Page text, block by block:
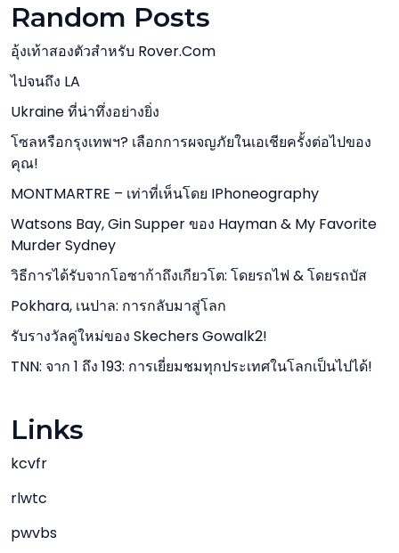
Random Posts
อุ้งเท้าสองตัวสำหรับ Rover.com
ไปจนถึง LA
Ukraine ที่น่าทึ่งอย่างยิ่ง
โซลหรือกรุงเทพฯ? เลือกการผจญภัยในเอเชียครั้งต่อไปของ
คุณ!
MONTMARTRE – เท่าที่เห็นโดย IPhoneography
Watsons Bay, Gin Supper ของ Hayman & My Favorite
Murder Sydney
วิธีการได้รับจากโอซาก้าถึงเกียวโต: โดยรถไฟ & โดยรถบัส
Pokhara, เนปาล: การกลับมาสู่โลก
รับรางวัลคู่ใหม่ของ Skechers Gowalk2!
TNN: จาก 1 ถึง 193: การเยี่ยมชมทุกประเทศในโลกเป็นไปได้!
Links
kcvfr
rlwtc
pwvbs